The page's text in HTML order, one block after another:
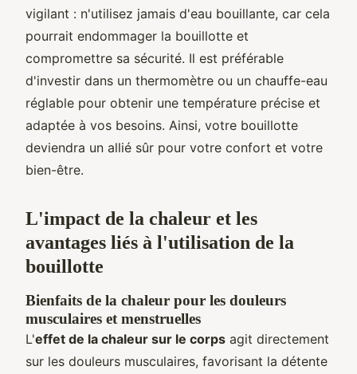
vigilant : n'utilisez jamais d'eau bouillante, car cela
pourrait endommager la bouillotte et
compromettre sa sécurité. Il est préférable
d'investir dans un thermomètre ou un chauffe-eau
réglable pour obtenir une température précise et
adaptée à vos besoins. Ainsi, votre bouillotte
deviendra un allié sûr pour votre confort et votre
bien-être.
L'impact de la chaleur et les
avantages liés à l'utilisation de la
bouillotte
Bienfaits de la chaleur pour les douleurs
musculaires et menstruelles
L'effet de la chaleur sur le corps agit directement
sur les douleurs musculaires, favorisant la détente